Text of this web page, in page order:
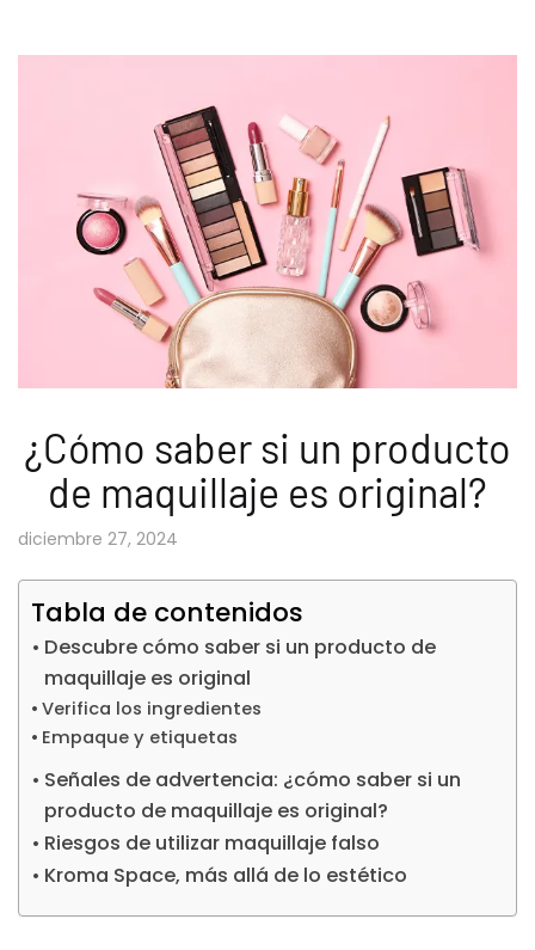
¿Cómo saber si un producto
de maquillaje es original​?
diciembre 27, 2024
Tabla de contenidos
Descubre cómo saber si un producto de
maquillaje es original​
Verifica los ingredientes
Empaque y etiquetas
Señales de advertencia: ¿cómo saber si un
producto de maquillaje es original​?
Riesgos de utilizar maquillaje falso
Kroma Space, más allá de lo estético